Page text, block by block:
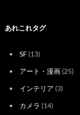
あれこれタグ
SF (13)
アート・漫画 (25)
インテリア (3)
カメラ (14)